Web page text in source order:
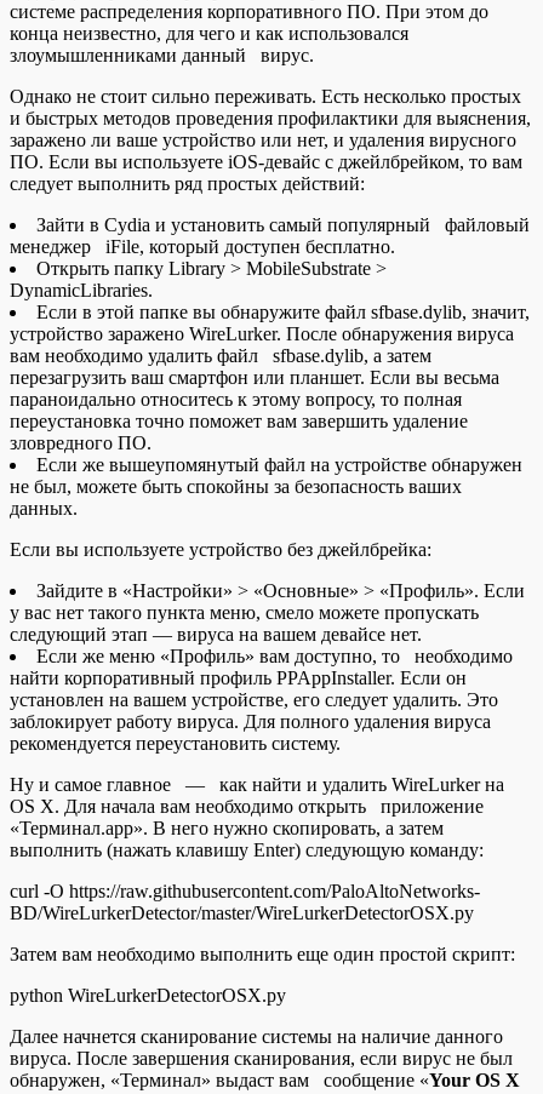
системе распределения корпоративного ПО. При этом до
конца неизвестно, для чего и как использовался
злоумышленниками данный вирус.
Однако не стоит сильно переживать. Есть несколько простых
и быстрых методов проведения профилактики для выяснения,
заражено ли ваше устройство или нет, и удаления вирусного
ПО. Если вы используете iOS-девайс с джейлбрейком, то вам
следует выполнить ряд простых действий:
Зайти в Cydia и установить самый популярный файловый
менеджер iFile, который доступен бесплатно.
Открыть папку Library > MobileSubstrate >
DynamicLibraries.
Если в этой папке вы обнаружите файл sfbase.dylib, значит,
устройство заражено WireLurker. После обнаружения вируса
вам необходимо удалить файл sfbase.dylib, а затем
перезагрузить ваш смартфон или планшет. Если вы весьма
параноидально относитесь к этому вопросу, то полная
переустановка точно поможет вам завершить удаление
зловредного ПО.
Если же вышеупомянутый файл на устройстве обнаружен
не был, можете быть спокойны за безопасность ваших
данных.
Если вы используете устройство без джейлбрейка:
Зайдите в «Настройки» > «Основные» > «Профиль». Если
у вас нет такого пункта меню, смело можете пропускать
следующий этап — вируса на вашем девайсе нет.
Если же меню «Профиль» вам доступно, то необходимо
найти корпоративный профиль PPAppInstaller. Если он
установлен на вашем устройстве, его следует удалить. Это
заблокирует работу вируса. Для полного удаления вируса
рекомендуется переустановить систему.
Ну и самое главное — как найти и удалить WireLurker на
OS X. Для начала вам необходимо открыть приложение
«Терминал.app». В него нужно скопировать, а затем
выполнить (нажать клавишу Enter) следующую команду:
curl -O https://raw.githubusercontent.com/PaloAltoNetworks-
BD/WireLurkerDetector/master/WireLurkerDetectorOSX.py
Затем вам необходимо выполнить еще один простой скрипт:
python WireLurkerDetectorOSX.py
Далее начнется сканирование системы на наличие данного
вируса. После завершения сканирования, если вирус не был
обнаружен, «Терминал» выдаст вам сообщение «Your OS X